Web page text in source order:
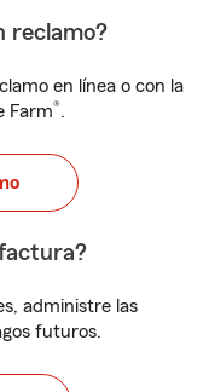
reclamo?
en línea o con la
Farm®.
administre las
futuros.